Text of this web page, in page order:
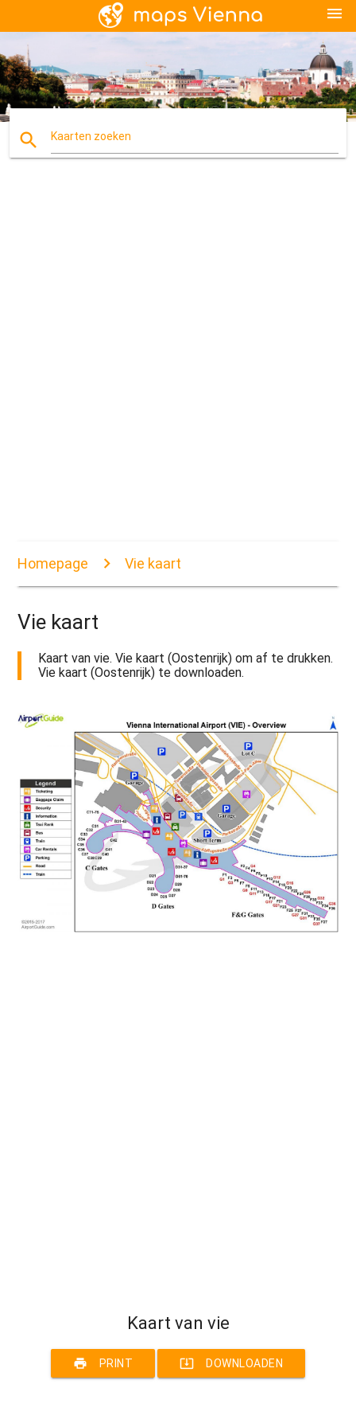
menu
search Kaarten zoeken
Homepage Vie kaart
Vie kaart
Kaart van vie. Vie kaart (Oostenrijk) om af te drukken.
Vie kaart (Oostenrijk) te downloaden.
Kaart van vie
print PRINT system_update_alt DOWNLOADEN